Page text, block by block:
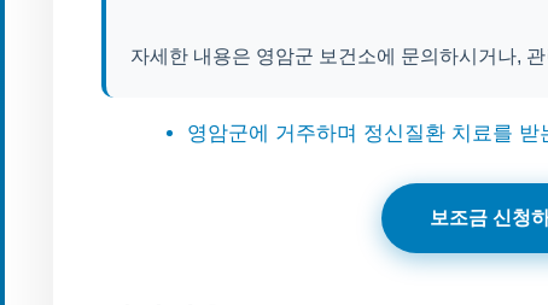
자세한 내용은 영암군 보건소에 문의하시거나,
영암군에 거주하며 정신질환 치료를 받
보조금 신청하